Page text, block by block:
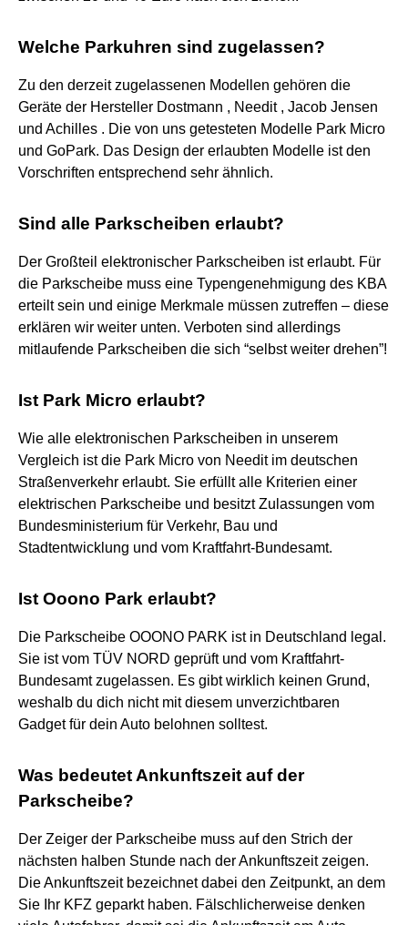
Welche Parkuhren sind zugelassen?
Zu den derzeit zugelassenen Modellen gehören die
Geräte der Hersteller Dostmann , Needit , Jacob Jensen
und Achilles . Die von uns getesteten Modelle Park Micro
und GoPark. Das Design der erlaubten Modelle ist den
Vorschriften entsprechend sehr ähnlich.
Sind alle Parkscheiben erlaubt?
Der Großteil elektronischer Parkscheiben ist erlaubt. Für
die Parkscheibe muss eine Typengenehmigung des KBA
erteilt sein und einige Merkmale müssen zutreffen – diese
erklären wir weiter unten. Verboten sind allerdings
mitlaufende Parkscheiben die sich “selbst weiter drehen”!
Ist Park Micro erlaubt?
Wie alle elektronischen Parkscheiben in unserem
Vergleich ist die Park Micro von Needit im deutschen
Straßenverkehr erlaubt. Sie erfüllt alle Kriterien einer
elektrischen Parkscheibe und besitzt Zulassungen vom
Bundesministerium für Verkehr, Bau und
Stadtentwicklung und vom Kraftfahrt-Bundesamt.
Ist Ooono Park erlaubt?
Die Parkscheibe OOONO PARK ist in Deutschland legal.
Sie ist vom TÜV NORD geprüft und vom Kraftfahrt-
Bundesamt zugelassen. Es gibt wirklich keinen Grund,
weshalb du dich nicht mit diesem unverzichtbaren
Gadget für dein Auto belohnen solltest.
Was bedeutet Ankunftszeit auf der
Parkscheibe?
Der Zeiger der Parkscheibe muss auf den Strich der
nächsten halben Stunde nach der Ankunftszeit zeigen.
Die Ankunftszeit bezeichnet dabei den Zeitpunkt, an dem
Sie Ihr KFZ geparkt haben. Fälschlicherweise denken